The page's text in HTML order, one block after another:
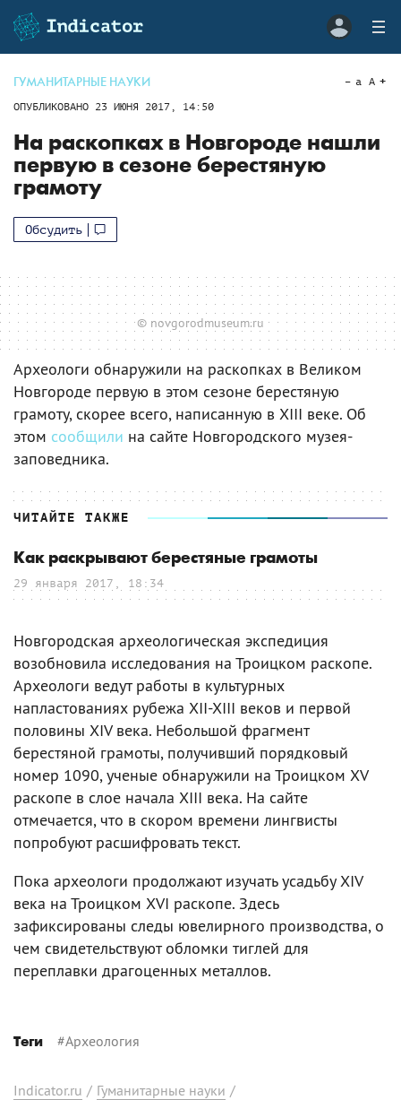
ГУМАНИТАРНЫЕ НАУКИ
ОПУБЛИКОВАНО 23 ИЮНЯ 2017, 14:50
a A
На раскопках в Новгороде нашли
первую в сезоне берестяную
грамоту
Обсудить
© novgorodmuseum.ru
Археологи обнаружили на раскопках в Великом
Новгороде первую в этом сезоне берестяную
грамоту, скорее всего, написанную в XIII веке. Об
этом сообщили на сайте Новгородского музея-
заповедника.
ЧИТАЙТЕ ТАКЖЕ
Как раскрывают берестяные грамоты
29 января 2017, 18:34
Новгородская археологическая экспедиция
возобновила исследования на Троицком раскопе.
Археологи ведут работы в культурных
напластованиях рубежа XII-XIII веков и первой
половины XIV века. Небольшой фрагмент
берестяной грамоты, получивший порядковый
номер 1090, ученые обнаружили на Троицком XV
раскопе в слое начала XIII века. На сайте
отмечается, что в скором времени лингвисты
попробуют расшифровать текст.
Пока археологи продолжают изучать усадьбу XIV
века на Троицком XVI раскопе. Здесь
зафиксированы следы ювелирного производства, о
чем свидетельствуют обломки тиглей для
переплавки драгоценных металлов.
Теги #Археология
Indicator.ru / Гуманитарные науки /